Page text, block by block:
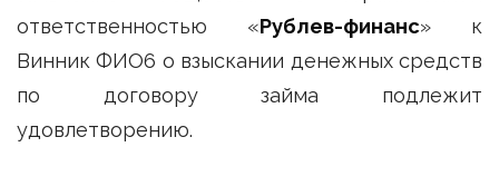
ответственностью «Рублев-финанс» к
Винник ФИО6 о взыскании денежных средств
по договору займа подлежит
удовлетворению.